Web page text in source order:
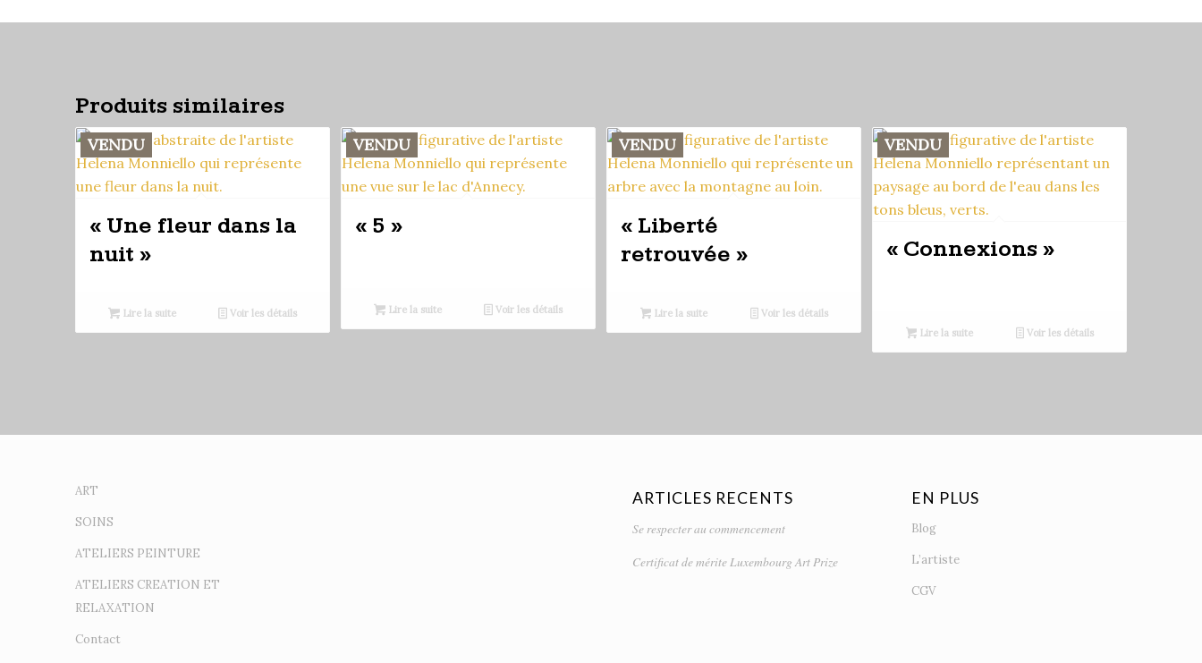
Produits similaires
VENDU
« Une fleur dans la
nuit »
Lire la suite Voir les détails
VENDU
« 5 »
Lire la suite Voir les détails
VENDU
« Liberté
retrouvée »
Lire la suite Voir les détails
VENDU
« Connexions »
Lire la suite Voir les détails
ART
SOINS
ATELIERS PEINTURE
ATELIERS CREATION ET
RELAXATION
Contact
ARTICLES RECENTS
Se respecter au commencement
Certificat de mérite Luxembourg Art Prize
EN PLUS
Blog
L’artiste
CGV